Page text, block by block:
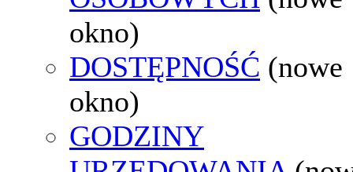
okno)
DOSTĘPNOŚĆ (nowe
okno)
GODZINY